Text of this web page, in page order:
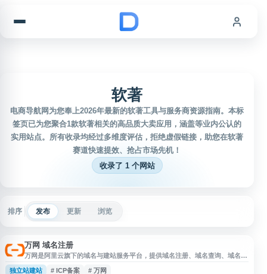
软著
电商导航网为您奉上2026年最新的软著工具与服务商资源指南。本标
签页已为您聚合1款软著相关的高品质大卖应用，涵盖等业内公认的
实用站点。所有收录均经过多维度评估，拒绝虚假链接，助您在软著
赛道快速提效、抢占市场先机！
收录了 1 个网站
排序 发布 更新 浏览
万网 域名注册
万网是阿里云旗下的域名与建站服务平台，提供域名注册、域名查询、域名管
理、网站建设、ICP备案、企业资质及软著相关服务。平台面向个人站长、企
业用户和创业团队，覆盖网站上线前后的基础上云需求，帮助用户完成域名选
独立站建站 # ICP备案 # 万网